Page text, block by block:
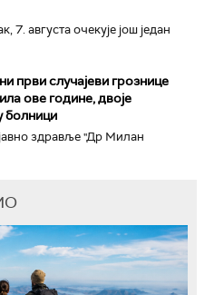
7. августа очекује још један
први случајеви грознице
ове године, двоје
болници
здравље "Др Милан